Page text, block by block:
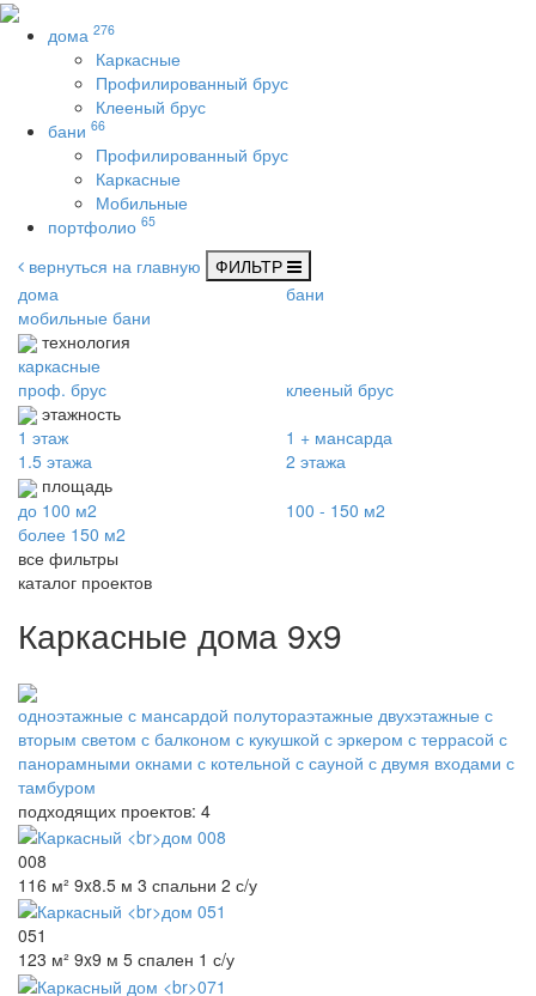
дома 276
Каркасные
Профилированный брус
Клееный брус
бани 66
Профилированный брус
Каркасные
Мобильные
портфолио 65
вернуться на главную
ФИЛЬТР
дома
бани
мобильные бани
технология
каркасные
проф. брус
клееный брус
этажность
1 этаж
1 + мансарда
1.5 этажа
2 этажа
площадь
до 100 м2
100 - 150 м2
более 150 м2
все фильтры
каталог проектов
Каркасные дома 9х9
одноэтажные с мансардой полутораэтажные двухэтажные с
вторым светом с балконом с кукушкой с эркером с террасой с
панорамными окнами с котельной с сауной с двумя входами с
тамбуром
подходящих проектов: 4
008
116 м² 9x8.5 м 3 спальни 2 с/у
051
123 м² 9x9 м 5 спален 1 с/у